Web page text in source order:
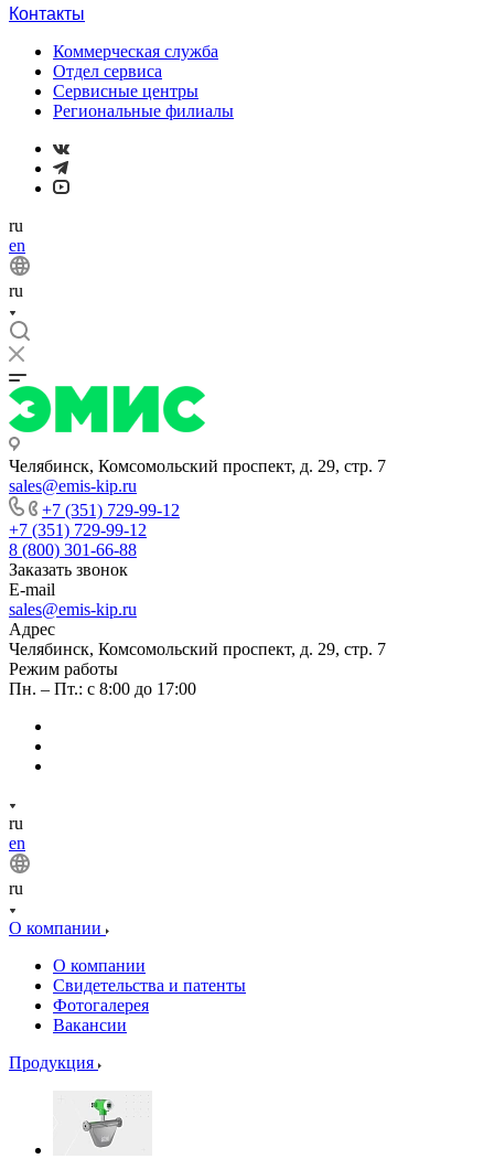
Контакты
Коммерческая служба
Отдел сервиса
Сервисные центры
Региональные филиалы
ru
en
ru
Челябинск, Комсомольский проспект, д. 29, стр. 7
sales@emis-kip.ru
+7 (351) 729-99-12
+7 (351) 729-99-12
8 (800) 301-66-88
Заказать звонок
E-mail
sales@emis-kip.ru
Адрес
Челябинск, Комсомольский проспект, д. 29, стр. 7
Режим работы
Пн. – Пт.: с 8:00 до 17:00
ru
en
ru
О компании
О компании
Свидетельства и патенты
Фотогалерея
Вакансии
Продукция